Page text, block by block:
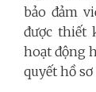
bảo đảm
được thiết
hoạt động
quyết hồ